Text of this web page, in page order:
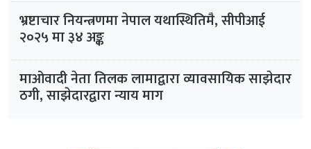
भ्रष्टाचार नियन्त्रणमा नेपाल यथास्थितिमै, सीपीआई
२०२५ मा ३४ अङ्क
माओवादी नेता तिलक लामाद्वारा व्यावसायिक साझेदार
ठगी, साझेदारद्वारा न्याय माग